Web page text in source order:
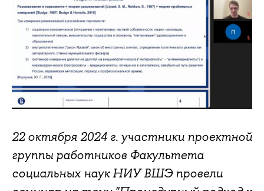
22 октября 2024 г. участники проектной
группы работников Факультета
социальных наук НИУ ВШЭ провели